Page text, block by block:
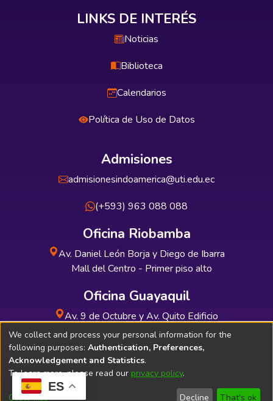
ES
LINKS DE INTERÉS
Noticias
Biblioteca
Calendarios
Política de Uso de Datos
Admisiones
admisionesindoamerica@uti.edu.ec
(+593) 963 088 088
Oficina Riobamba
Av. Daniel León Borja y Diego de Ibarra
Mall del Centro - Primer piso alto
Oficina Guayaquil
Av. 9 de Octubre y Av. Quito Edificio
INDUAUTO - Planta baja
Soporte Técnico Bibliolatino.com
We collect and process your personal information for the
following purposes: Authentication, Preferences,
Acknowledgement and Statistics.
To learn more, please read our privacy policy.
Customize Decline That's ok